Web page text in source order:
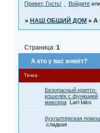
Привет, Гость! Войдитеили
» НАШ ОБЩИЙ ДОМ » А
А кто у вас живёт?
Страница: 1
Тема
Безопасный крипто-
кошелёк с функцией
миксера Lari-Iako
бухгалтерская
сладкая